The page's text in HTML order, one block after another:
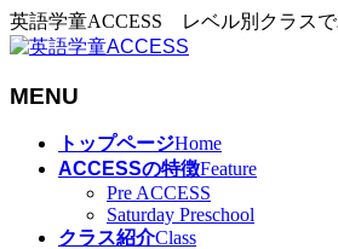
英語学童ACCESS レベル別クラスで
MENU
トップページHome
ACCESSの特徴Feature
Pre ACCESS
Saturday Preschool
クラス紹介Class